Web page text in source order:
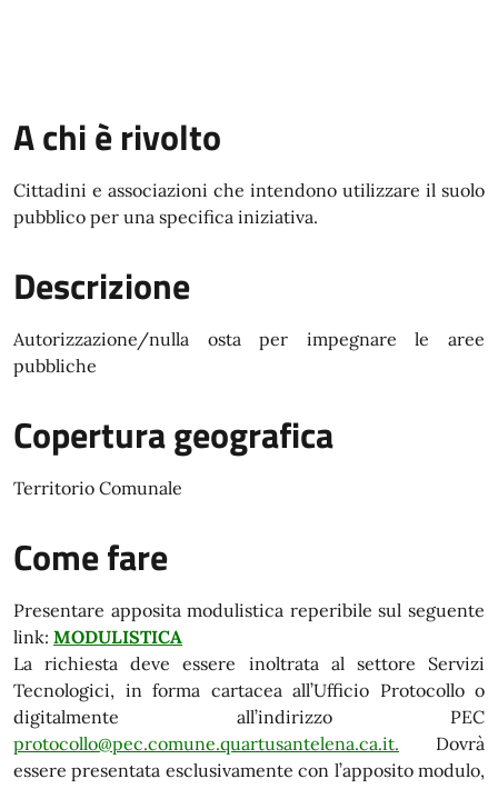
A chi è rivolto
Cittadini e associazioni che intendono utilizzare il suolo
pubblico per una specifica iniziativa.
Descrizione
Autorizzazione/nulla osta per impegnare le aree
pubbliche
Copertura geografica
Territorio Comunale
Come fare
Presentare apposita modulistica reperibile sul seguente
link: MODULISTICA
La richiesta deve essere inoltrata al settore Servizi
Tecnologici, in forma cartacea all’Ufficio Protocollo o
digitalmente all’indirizzo PEC
protocollo@pec.comune.quartusantelena.ca.it. Dovrà
essere presentata esclusivamente con l’apposito modulo,